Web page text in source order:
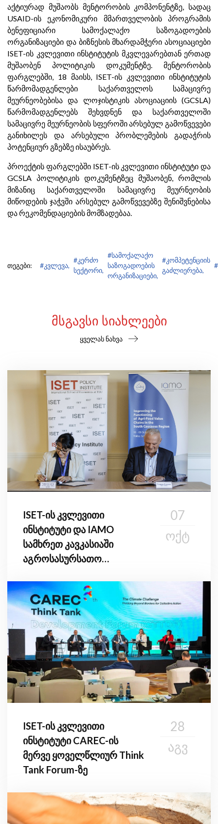
აქტიურად მუშაობს მენტორობის კომპონენტზე, სადაც
USAID-ის ეკონომიკური მმართველობის პროგრამის
ბენეფიციარი სამოქალაქო საზოგადოების
ორგანიზაციები და ბიზნესის მხარდამჭერი ასოციაციები
ISET-ის კვლევითი ინსტიტუტის მკვლევარებთან ერთად
მუშაობენ პოლიტიკის დოკუმენტზე. მენტორობის
ფარგლებში, 18 მაისს, ISET-ის კვლევითი ინსტიტუტის
წარმომადგენლები საქართველოს სამაცივრე
მეურნეობებისა და ლოჯისტიკის ასოციაციის (GCSLA)
წარმომადგენლებს შეხვდნენ და საქართველოში
სამაცივრე მეურნეობის სფეროში არსებულ გამოწვევები
განიხილეს და არსებული პრობლემების გადაჭრის
პოტენციურ გზებზე ისაუბრეს.
პროექტის ფარგლებში ISET-ის კვლევითი ინსტიტუტი და
GCSLA პოლიტიკის დოკუმენტზეც მუშაობენ, რომლის
მიზანიც საქართველოში სამაცივრე მეურნეობის
მიწოდების ჯაჭვში არსებულ გამოწვევებზე შენიშვნებისა
და რეკომენდაციების მომზადებაა.
თეგები: #კვლევა,
#კერძო
სექტორი,
#სამოქალაქო
საზოგადოების
ორგანიზაციები,
#კომპეტენციის
გაძლიერება,
ᲛᲡᲒᲐᲕᲡᲘ ᲡᲘᲐᲮᲚᲔᲔᲑᲘ
ყველას ნახვა
ISET-ის კვლევითი
ინსტიტუტი და IAMO
სამხრეთ კავკასიაში
აგროსასურსათო
გაძლიერების შესახებ
საერთაშორისო
კონფერენციას
მასპინძლობენ
07
ᲝᲥᲢ
ISET-ის კვლევითი
ინსტიტუტი CAREC-ის
მერვე ყოველწლიურ Think
Tank Forum-ზე
28
ᲐᲒᲕ